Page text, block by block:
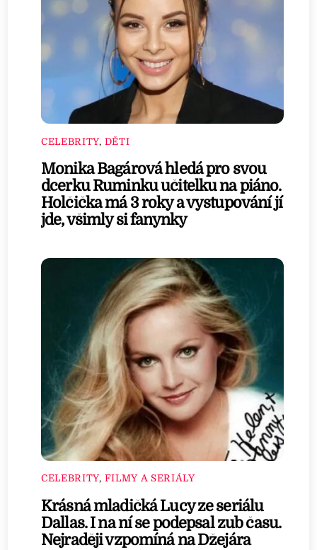
CELEBRITY, DĚTI
Monika Bagárová hledá pro svou
dcerku Ruminku učitelku na piáno.
Holčička má 3 roky a vystupování jí
jde, všimly si fanynky
CELEBRITY, FILMY A SERIÁLY
Krásná mladičká Lucy ze seriálu
Dallas. I na ní se podepsal zub času.
Nejraději vzpomíná na Džejára